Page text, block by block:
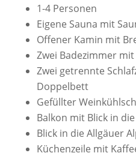
1-4 Personen
Eigene Sauna mit
Offener Kamin mit
Zwei Badezimmer
Zwei getrennte
Doppelbett
Gefüllter
Balkon mit Blick in
Blick in die Allgäuer
Küchenzeile mit